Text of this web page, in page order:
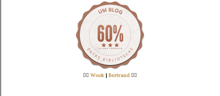
👉🏻 Wook | Bertrand 👈🏻